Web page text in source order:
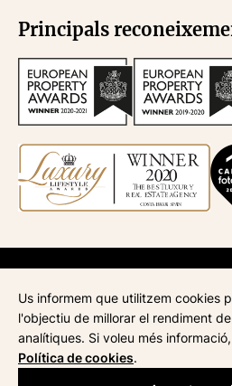
Principals
Avís
Política de
Us informem que utilitzem cookies
l'objectiu de millorar el rendiment
analítiques. Si voleu més
Política de cookies.